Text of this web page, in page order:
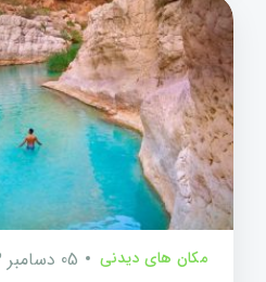
مکان های دیدنی 05 دسامبر 2023